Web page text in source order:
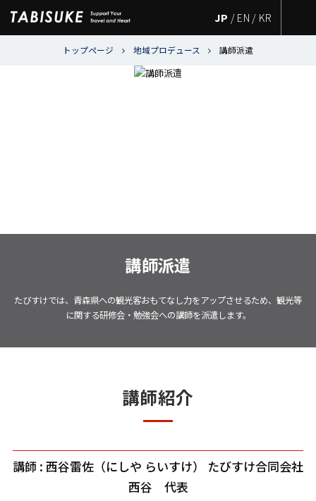
トップページ 地域プロデュース 講師派遣
講師派遣
たびすけでは、青森県への観光客おもてなし力をアップさせるため、観光等
に関する研修会・勉強会への講師を派遣します。
講師紹介
講師 : 西谷雷佐（にしや らいすけ） たびすけ合同会社
西谷 代表
JP / EN / KR